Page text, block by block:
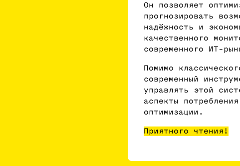
Он позволяет
прогнозировать
надёжность и
качественного
современного ИТ-
Помимо
современный
управлять этой
аспекты
оптимизации.
Приятного чтения!